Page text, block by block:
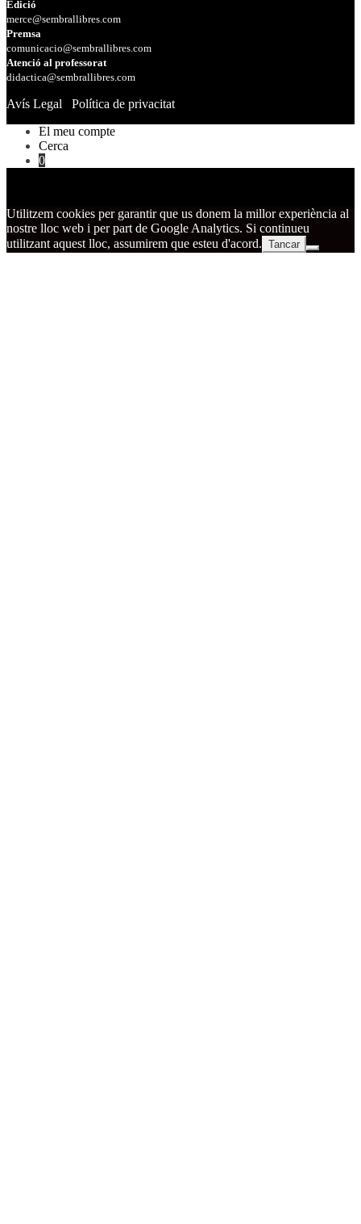
Edició
merce@sembrallibres.com
Premsa
comunicacio@sembrallibres.com
Atenció al professorat
didactica@sembrallibres.com
Avís Legal
Política de privacitat
El meu compte
Cerca
0
Utilitzem cookies per garantir que us donem la millor experiència al
nostre lloc web i per part de Google Analytics. Si continueu
utilitzant aquest lloc, assumirem que esteu d'acord. Tancar